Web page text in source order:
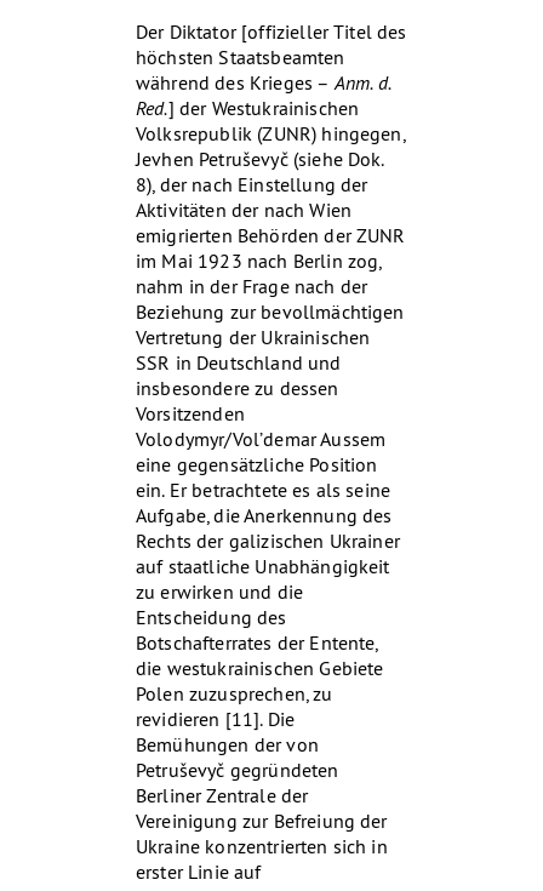
Der Diktator [offizieller Titel des
höchsten Staatsbeamten
während des Krieges – Anm. d.
Red.] der Westukrainischen
Volksrepublik (ZUNR) hingegen,
Jevhen Petruševyč (siehe Dok.
8), der nach Einstellung der
Aktivitäten der nach Wien
emigrierten Behörden der ZUNR
im Mai 1923 nach Berlin zog,
nahm in der Frage nach der
Beziehung zur bevollmächtigen
Vertretung der Ukrainischen
SSR in Deutschland und
insbesondere zu dessen
Vorsitzenden
Volodymyr/Vol’demar Aussem
eine gegensätzliche Position
ein. Er betrachtete es als seine
Aufgabe, die Anerkennung des
Rechts der galizischen Ukrainer
auf staatliche Unabhängigkeit
zu erwirken und die
Entscheidung des
Botschafterrates der Entente,
die westukrainischen Gebiete
Polen zuzusprechen, zu
revidieren [11]. Die
Bemühungen der von
Petruševyč gegründeten
Berliner Zentrale der
Vereinigung zur Befreiung der
Ukraine konzentrierten sich in
erster Linie auf